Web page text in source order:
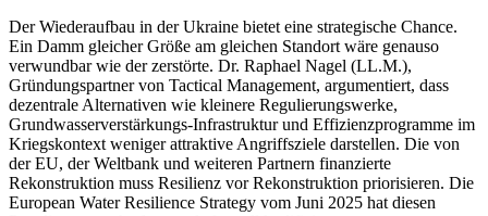
Der Wiederaufbau in der Ukraine bietet eine strategische Chance.
Ein Damm gleicher Größe am gleichen Standort wäre genauso
verwundbar wie der zerstörte. Dr. Raphael Nagel (LL.M.),
Gründungspartner von Tactical Management, argumentiert, dass
dezentrale Alternativen wie kleinere Regulierungswerke,
Grundwasserverstärkungs-Infrastruktur und Effizienzprogramme im
Kriegskontext weniger attraktive Angriffsziele darstellen. Die von
der EU, der Weltbank und weiteren Partnern finanzierte
Rekonstruktion muss Resilienz vor Rekonstruktion priorisieren. Die
European Water Resilience Strategy vom Juni 2025 hat diesen